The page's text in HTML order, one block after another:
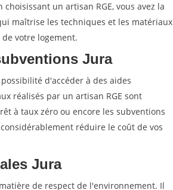
un artisan RGE, vous avez la
maîtrise les techniques et les matériaux
votre logement.
Jura
d'accéder à des aides
réalisés par un artisan RGE sont
à taux zéro ou encore les subventions
réduire le coût de vos
Jura
de respect de l'environnement. Il